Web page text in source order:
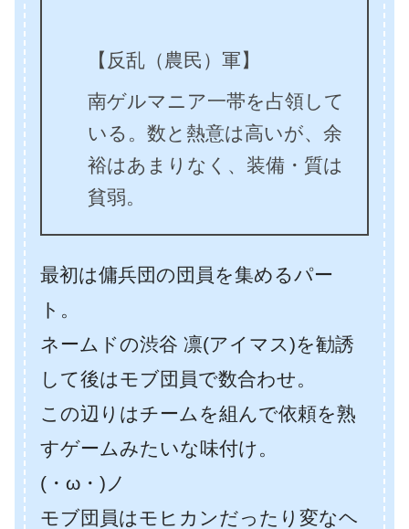
【反乱（農民）軍】
南ゲルマニア一帯を占領して
いる。数と熱意は高いが、余
裕はあまりなく、装備・質は
貧弱。
最初は傭兵団の団員を集めるパー
ト。
ネームドの渋谷 凛(アイマス)を勧誘
して後はモブ団員で数合わせ。
この辺りはチームを組んで依頼を熟
すゲームみたいな味付け。
(・ω・)ノ
モブ団員はモヒカンだったり変なヘ